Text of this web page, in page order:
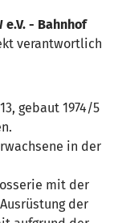
e.V. - Bahnhof
verantwortlich
gebaut 1974/5
in der
mit der
der